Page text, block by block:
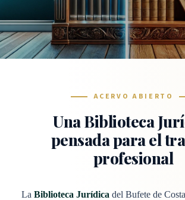
ACERVO ABIERTO
Una Biblioteca
pensada para el
profesional
La Biblioteca Jurídica del Bufete de